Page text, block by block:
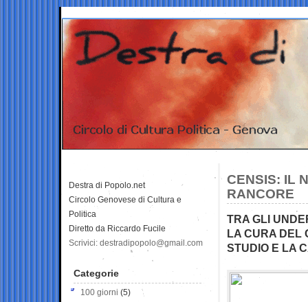
CENSIS: IL
RANCORE
TRA GLI
LA CURA DEL
STUDIO E LA
Destra di Popolo.net
Circolo Genovese di Cultura e
Politica
Diretto da Riccardo Fucile
Scrivici: destradipopolo@gmail.com
Categorie
100 giorni (5)